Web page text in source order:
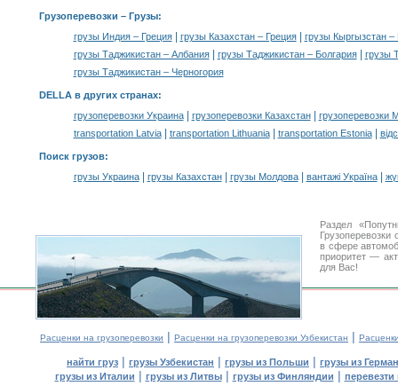
Грузоперевозки – Грузы:
грузы Индия – Греция| грузы Казахстан – Греция|
грузы Кыргызстан –
грузы Таджикистан – Албания| грузы Таджикистан – Болгария|
грузы
грузы Таджикистан – Черногория
DELLA в других странах:
грузоперевозки Украина| грузоперевозки Казахстан|
грузоперевозки
transportation Latvia| transportation Lithuania| transportation Estonia|
Поиск грузов:
грузы Украина| грузы Казахстан| грузы Молдова| вантажі Україна|
Раздел
в сфере
приоритет —
для Вас!
Расценки на грузоперевозки | Расценки на грузоперевозки Узбекистан |
найти груз | грузы Узбекистан | грузы из Польши | грузы из
грузы из Италии | грузы из Литвы| грузы из Финляндии | перевезти